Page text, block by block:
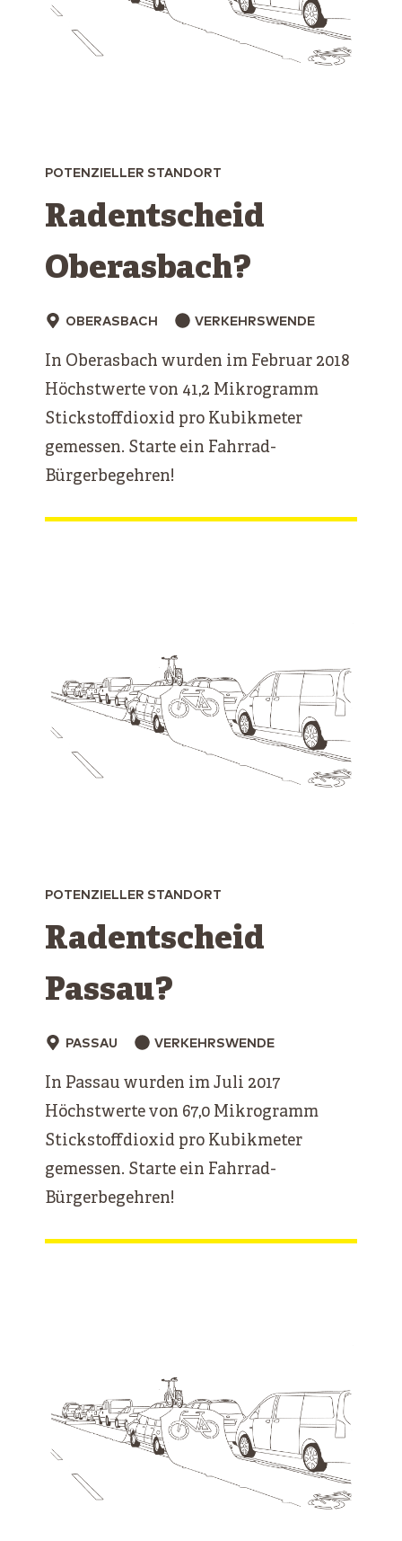
POTENZIELLER STANDORT
Radentscheid
Oberasbach?
OBERASBACH VERKEHRSWENDE
In Oberasbach wurden im Februar 2018
Höchstwerte von 41,2 Mikrogramm
Stickstoffdioxid pro Kubikmeter
gemessen. Starte ein Fahrrad-
Bürgerbegehren!
POTENZIELLER STANDORT
Radentscheid
Passau?
PASSAU VERKEHRSWENDE
In Passau wurden im Juli 2017
Höchstwerte von 67,0 Mikrogramm
Stickstoffdioxid pro Kubikmeter
gemessen. Starte ein Fahrrad-
Bürgerbegehren!